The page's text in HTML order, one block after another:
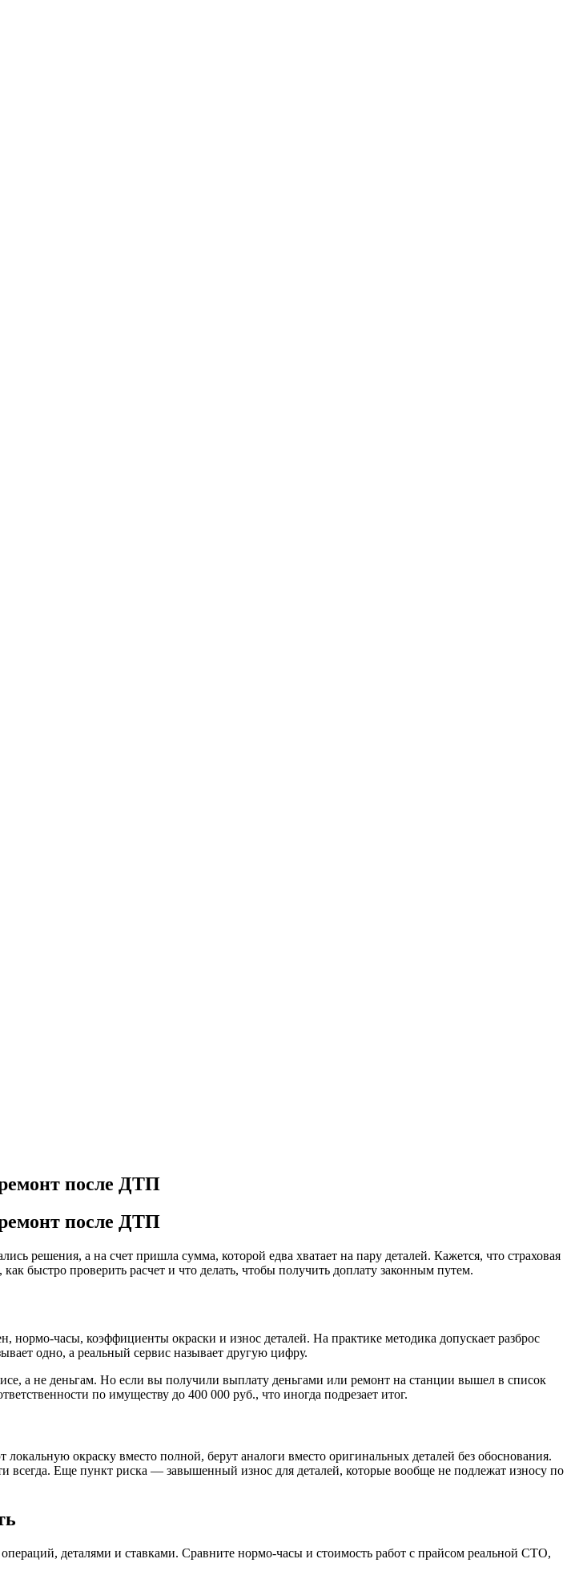
после ДТП
после ДТП
решения, а на счет пришла сумма, которой едва хватает на пару деталей. Кажется, что страховая
быстро проверить расчет и что делать, чтобы получить доплату законным путем.
часы, коэффициенты окраски и износ деталей. На практике методика допускает разброс
одно, а реальный сервис называет другую цифру.
а не деньгам. Но если вы получили выплату деньгами или ремонт на станции вышел в список
по имуществу до 400 000 руб., что иногда подрезает итог.
окраску вместо полной, берут аналоги вместо оригинальных деталей без обоснования.
всегда. Еще пункт риска — завышенный износ для деталей, которые вообще не подлежат износу по
деталями и ставками. Сравните нормо-часы и стоимость работ с прайсом реальной СТО,